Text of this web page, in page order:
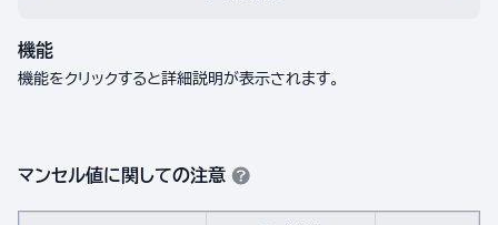
機能
機能をクリックすると詳細説明が表示されます。
マンセル値に関しての注意